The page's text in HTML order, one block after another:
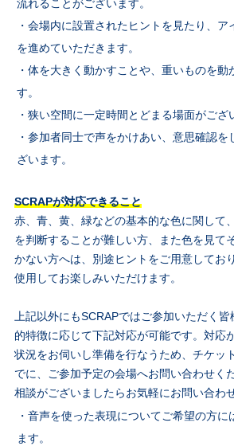
流れることがございます。
・会場内に設置されたヒントを見たり、
を進めていただきます。
・体を大きく動かすことや、重いものを動
す。
・狭い空間に一定時間とどまる場面がござ
・参加者同士で声をかけあい、意思確認
ざいます。
SCRAPが対応できること
赤、青、黄、緑などの基本的な色に関して
を判断することが難しい方、また色を見て
かない方へは、別途ヒントをご用意してお
使用してお楽しみいただけます。
上記以外にもSCRAPではご参加いただく
的特徴に応じて下記対応が可能です。対応
状況をお伺いし準備を行なうため、チケッ
でに、ご参加予定の会場へお問い合わせく
相談がございましたらお気軽にお問い合わ
・音声を使った表現についてご希望の方に
ます。